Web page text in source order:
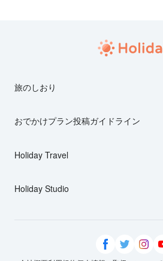
旅のしおり
おでかけプラン投稿ガイドライン
Holiday Travel
Holiday Studio